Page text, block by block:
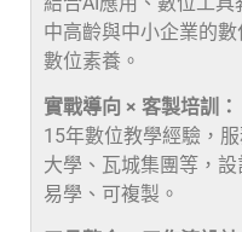
中高齡與中小企業的
數位素養。
實戰導向 × 客製培訓：
15年數位教學經驗，
大學、瓦城集團等，
易學、可複製。